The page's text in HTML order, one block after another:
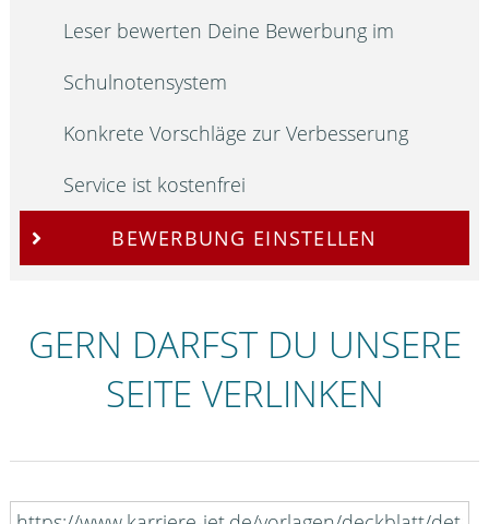
Leser bewerten Deine Bewerbung im
Schulnotensystem
Konkrete Vorschläge zur Verbesserung
Service ist kostenfrei
BEWERBUNG EINSTELLEN
GERN DARFST DU UNSERE
SEITE VERLINKEN